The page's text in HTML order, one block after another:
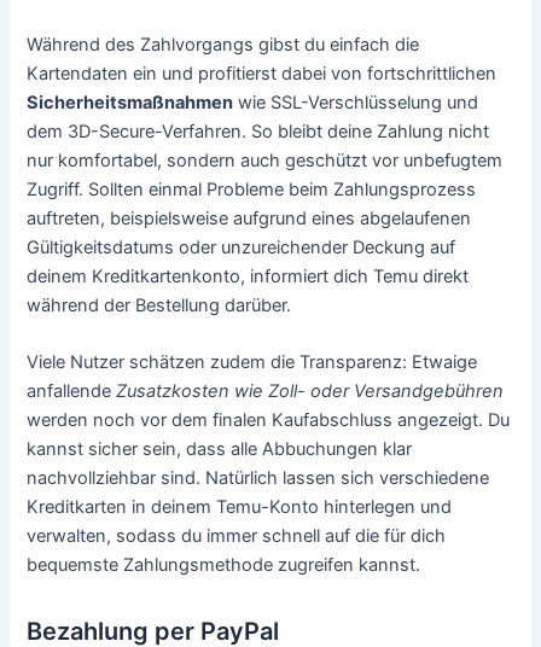
Während des Zahlvorgangs gibst du einfach die
Kartendaten ein und profitierst dabei von fortschrittlichen
Sicherheitsmaßnahmen wie SSL-Verschlüsselung und
dem 3D-Secure-Verfahren. So bleibt deine Zahlung nicht
nur komfortabel, sondern auch geschützt vor unbefugtem
Zugriff. Sollten einmal Probleme beim Zahlungsprozess
auftreten, beispielsweise aufgrund eines abgelaufenen
Gültigkeitsdatums oder unzureichender Deckung auf
deinem Kreditkartenkonto, informiert dich Temu direkt
während der Bestellung darüber.
Viele Nutzer schätzen zudem die Transparenz: Etwaige
anfallendeZusatzkosten wie Zoll- oder Versandgebühren
werden noch vor dem finalen Kaufabschluss angezeigt. Du
kannst sicher sein, dass alle Abbuchungen klar
nachvollziehbar sind. Natürlich lassen sich verschiedene
Kreditkarten in deinem Temu-Konto hinterlegen und
verwalten, sodass du immer schnell auf die für dich
bequemste Zahlungsmethode zugreifen kannst.
Bezahlung per PayPal